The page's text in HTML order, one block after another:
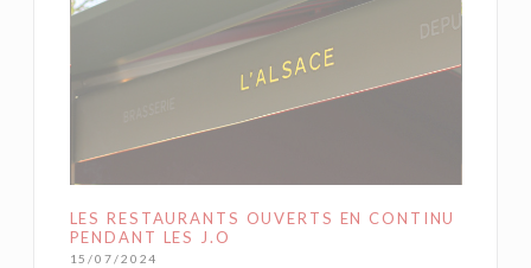
LES RESTAURANTS OUVERTS EN CONTINU
PENDANT LES J.O
15/07/2024